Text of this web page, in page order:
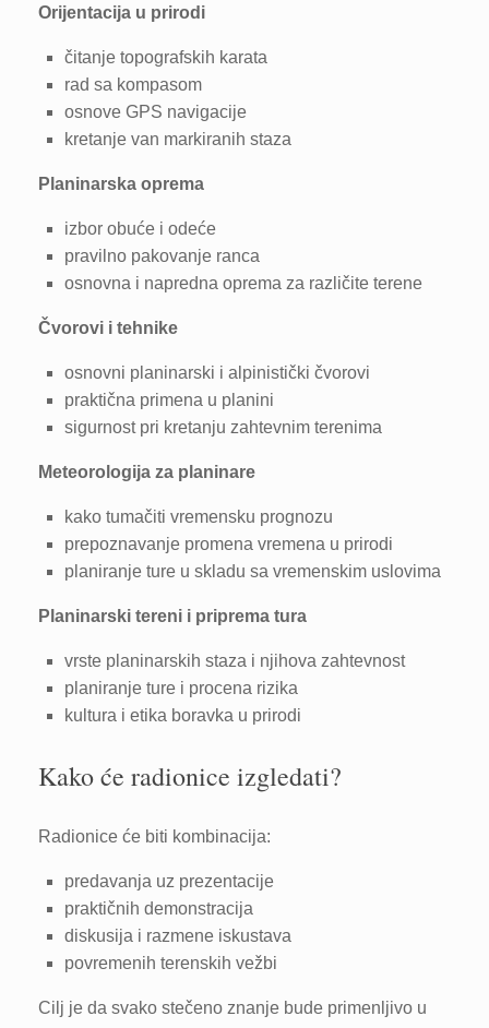
Orijentacija u prirodi
čitanje topografskih karata
rad sa kompasom
osnove GPS navigacije
kretanje van markiranih staza
Planinarska oprema
izbor obuće i odeće
pravilno pakovanje ranca
osnovna i napredna oprema za različite terene
Čvorovi i tehnike
osnovni planinarski i alpinistički čvorovi
praktična primena u planini
sigurnost pri kretanju zahtevnim terenima
Meteorologija za planinare
kako tumačiti vremensku prognozu
prepoznavanje promena vremena u prirodi
planiranje ture u skladu sa vremenskim uslovima
Planinarski tereni i priprema tura
vrste planinarskih staza i njihova zahtevnost
planiranje ture i procena rizika
kultura i etika boravka u prirodi
Kako će radionice izgledati?
Radionice će biti kombinacija:
predavanja uz prezentacije
praktičnih demonstracija
diskusija i razmene iskustava
povremenih terenskih vežbi
Cilj je da svako stečeno znanje bude primenljivo u